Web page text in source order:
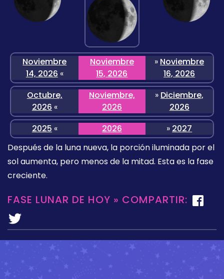
Noviembre
14, 2026 «
Noviembre
15, 2026
» Noviembre
16, 2026
Octubre,
2026 «
Noviembre,
2026
» Diciembre,
2026
2025 « 2026 » 2027
Después de la luna nueva, la porción iluminada por el
sol aumenta, pero menos de la mitad. Esta es la fase
creciente.
FASE LUNAR DE HOY » COMPARTIR: